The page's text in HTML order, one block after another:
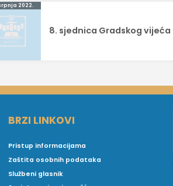
2022.
8. sjednica Gradskog vijeća
BRZI LINKOVI
Pristup informacijama
Zaštita osobnih podataka
Službeni glasnik